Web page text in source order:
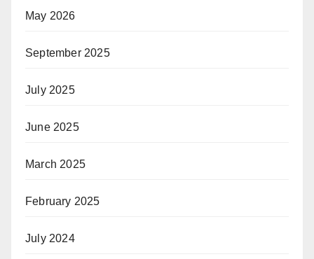
May 2026
September 2025
July 2025
June 2025
March 2025
February 2025
July 2024